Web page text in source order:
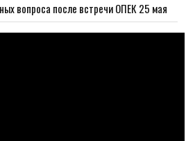
вопроса после встречи ОПЕК 25 мая